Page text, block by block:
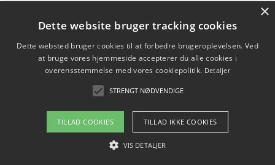
får du indgår et samarbejde
Hold et møde med en WordPress ekspert og vælg den
mest professionelle til at vedligeholde din løsning
Copyright 2026 - Pilanto Aps
Om / kontakt
×
Dette website bruger tracking cookies
Dette websted bruger cookies til at forbedre brugeroplevelsen. Ved
at bruge vores hjemmeside accepterer du alle cookies i
overensstemmelse med vores cookiepolitik. Detaljer
STRENGT NØDVENDIGE
TILLAD COOKIES TILLAD IKKE COOKIES
VIS DETALJER